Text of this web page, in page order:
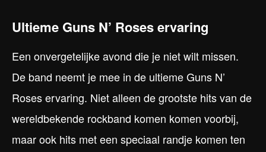
Ultieme Guns N’ Roses ervaring
Een onvergetelijke avond die je niet wilt missen.
De band neemt je mee in de ultieme Guns N’
Roses ervaring. Niet alleen de grootste hits van de
wereldbekende rockband komen komen voorbij,
maar ook hits met een speciaal randje komen ten